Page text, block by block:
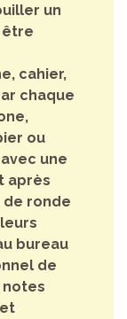
un
être
cahier,
chaque
ou
une
après
ronde
bureau
de
notes